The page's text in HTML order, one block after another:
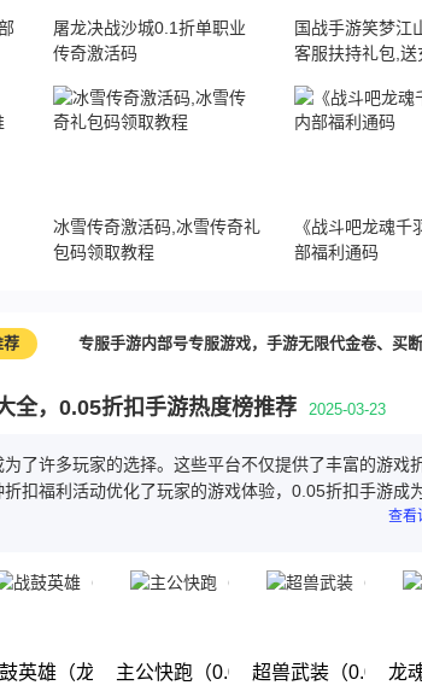
屠龙决战沙城0.1折单职业
传奇激活码
国战手游笑梦江
客服扶持礼包,送
冰雪传奇激活码,冰雪传奇礼
包码领取教程
《战斗吧龙魂千
部福利通码
荐 专服手游内部号专服游戏，手游无限代金卷、买断
全，0.05折扣手游热度榜推荐 2025-03-23
了许多玩家的选择。这些平台不仅提供了丰富的游戏
扣福利活动优化了玩家的游戏体验，0.05折扣手游成
查看
下城）
英雄（龙珠0.05折免费版）
主公快跑（0.05折千元福利版）
超兽武装（0.05折
龙